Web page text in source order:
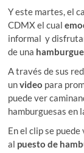
Y este martes, el
CDMX el cual
informal y
de una
A través de sus
unvideo para
puede ver
hamburguesas en
En el clip se
al puesto de